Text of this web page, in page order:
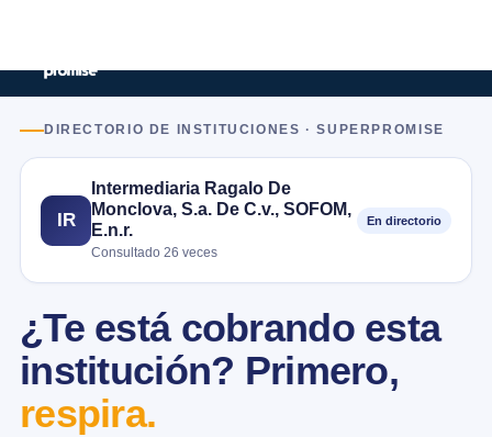
DIRECTORIO DE INSTITUCIONES · SUPERPROMISE
IR
Intermediaria Ragalo De
Monclova, S.a. De C.v., SOFOM,
E.n.r.
Consultado 26 veces
En directorio
¿Te está cobrando esta
institución? Primero,
respira.